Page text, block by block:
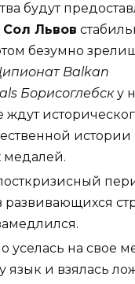
будут
Сол Львов
безумно
Balkan
Борисоглебску
ждут
истории
уселась на свое
язык и взялась